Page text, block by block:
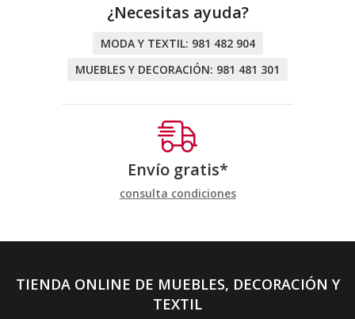
¿Necesitas ayuda?
MODA Y TEXTIL: 981 482 904
MUEBLES Y DECORACIÓN: 981 481 301
Envío gratis*
consulta condiciones
TIENDA ONLINE DE MUEBLES, DECORACIÓN Y
TEXTIL